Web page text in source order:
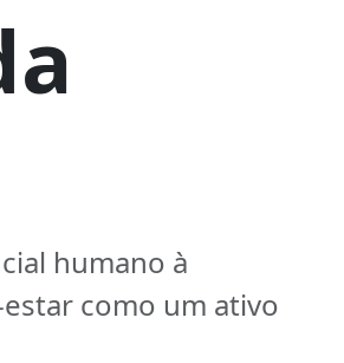
humano à
como um ativo